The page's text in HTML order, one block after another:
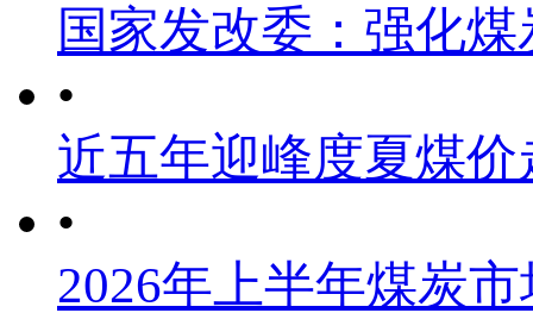
国家发改委：强化
•
近五年迎峰度夏煤价
•
2026年上半年煤炭